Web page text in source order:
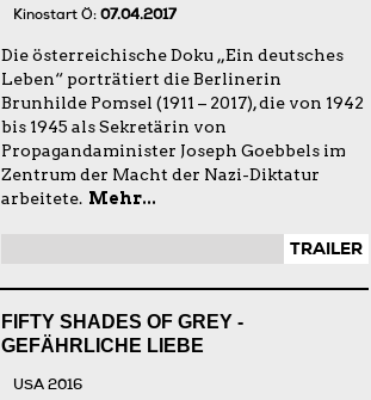
Kinostart Ö: 07.04.2017
Die österreichische Doku „Ein deutsches
Leben“ porträtiert die Berlinerin
Brunhilde Pomsel (1911 – 2017), die von 1942
bis 1945 als Sekretärin von
Propagandaminister Joseph Goebbels im
Zentrum der Macht der Nazi-Diktatur
arbeitete. Mehr...
TRAILER
FIFTY SHADES OF GREY -
GEFÄHRLICHE LIEBE
USA 2016